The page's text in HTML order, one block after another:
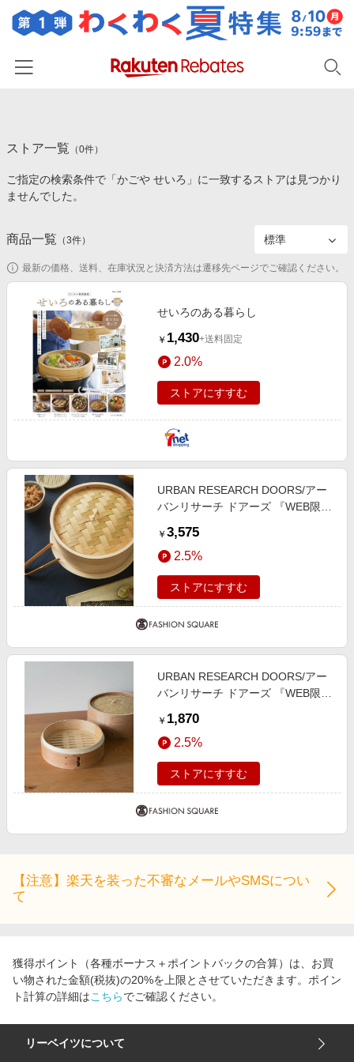
カテゴリー一覧
百貨店・総合ECモール
食品・スイーツ・お酒
コスメ・健康・医薬品
キッズ・ベビー用品
家電・PC・スマホ・カメラ
エンタメ
スポーツ・アウトドア・ゴルフ
インテリア・寝具
旅行・レジャー・ホテル予約
生活・お役立ち
金融・マネー・保険
デジタルコンテンツ
ビジネス・その他サービス
イベント一覧
初回購入者限定特典
対象ストア新規限定特典
新着ストアのご紹介
電子書籍特集
楽天ペイ導入ストア
楽天サービス特集
旅行特集
お中元特集2026
とことん買い物チャレンジ
Apple公式サイト×楽天カード分割払い
Qoo10メガポ
楽天IDでログイン/会員登録
ストア一覧 （0件）
ご指定の検索条件で「かごや せいろ」に一致するストアは見つかり
ませんでした。
商品一覧 （3件）
最新の価格、送料、在庫状況と決済方法は遷移先ページでご確認ください。
せいろのある暮らし
￥ 1,430+送料固定
2.0%
ストアにすすむ
URBAN RESEARCH DOORS/アー
バンリサーチ ドアーズ 『WEB限
その他1 7寸
￥ 3,575
2.5%
ストアにすすむ
URBAN RESEARCH DOORS/アー
バンリサーチ ドアーズ 『WEB限
7寸
￥ 1,870
2.5%
ストアにすすむ
【注意】楽天を装った不審なメールやSMSについ
て
獲得ポイント（各種ボーナス＋ポイントバックの合算）は、お買
い物された金額(税抜)の20%を上限とさせていただきます。ポイン
ト計算の詳細はこちらでご確認ください。
リーベイツについて